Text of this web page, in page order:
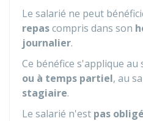
Le salarié ne peut
repascompris dans son
journalier.
Ce bénéfice s'applique au
ou à temps partiel, au
stagiaire.
Le salarié n'est pas obligé